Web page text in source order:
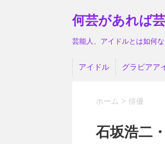
何芸があれば
芸能人、アイドルとは如何
アイドル グラビアア
ホーム > 俳優
石坂浩二